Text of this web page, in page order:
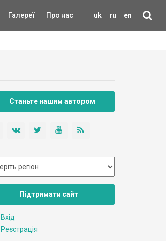
uk ru en
Галереї Про нас
Станьте нашим автором
Підтримати сайт
Вхід
Реєстрація